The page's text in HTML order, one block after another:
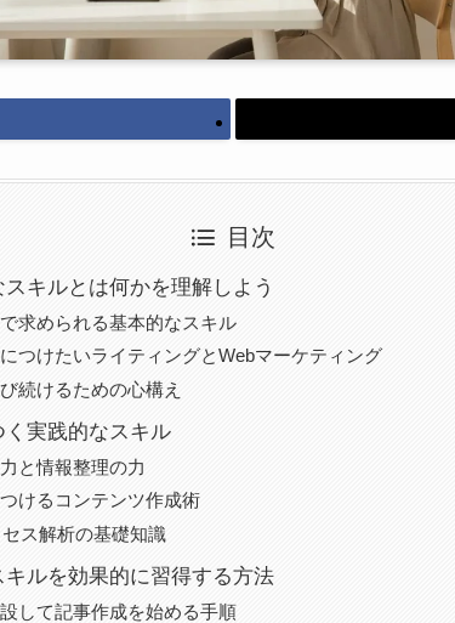
目次
キルとは何かを理解しよう
求められる基本的なスキル
つけたいライティングとWebマーケティング
続けるための心構え
実践的なスキル
と情報整理の力
けるコンテンツ作成術
ス解析の基礎知識
ルを効果的に習得する方法
して記事作成を始める手順